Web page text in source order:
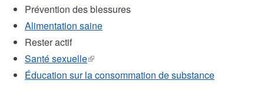
Prévention des blessures
Alimentation saine
Rester actif
Santé sexuelle(le
lien
est
Éducation sur la consommation de substance